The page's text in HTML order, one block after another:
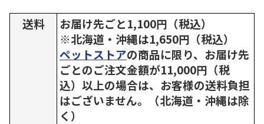
送料
お届け先ごと1,100円（税込）
※北海道・沖縄は1,650円（税込）
ペットストアの商品に限り、お届け先
ごとのご注文金額が11,000円（税
込）以上の場合は、お客様の送料負担
はございません。（北海道・沖縄は除
く）